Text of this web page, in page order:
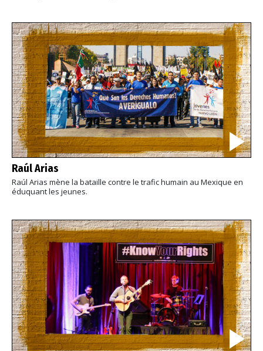
Raúl Arias
Raúl Arias mène la bataille contre le trafic humain au Mexique en
éduquant les jeunes.